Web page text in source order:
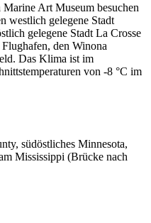
Art Museum besuchen
westlich gelegene Stadt
gelegene Stadt La Crosse
den Winona
Das Klima ist im
von -8 °C im
südöstliches Minnesota,
Mississippi (Brücke nach